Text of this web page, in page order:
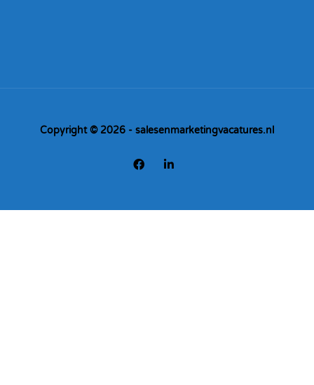
Copyright © 2026 - salesenmarketingvacatures.nl